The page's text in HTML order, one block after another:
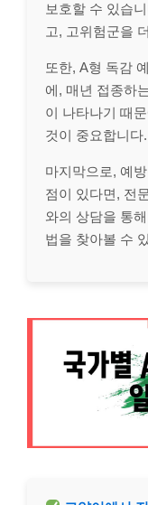
보호할 수 있습
고, 고위험군을
또한, A형 독감
에, 매년 접종하
이 나타나기 때
것이 중요합니다.
마지막으로, 예
점이 있다면, 전
와의 상담을 통
법을 찾아볼 수